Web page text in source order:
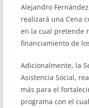
Alejandro
realizará una Cena
en la cual pretende
financiamiento de
Adicionalmente, la
Asistencia Social,
más para el
programa con el